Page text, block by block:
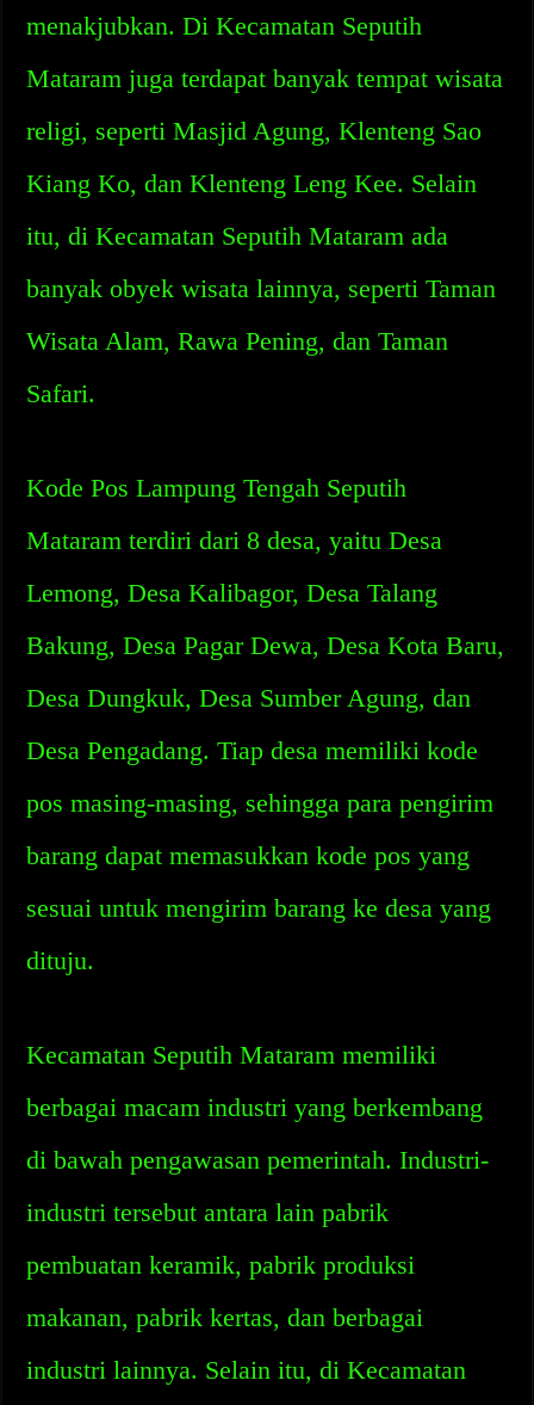
menakjubkan. Di Kecamatan Seputih
Mataram juga terdapat banyak tempat wisata
religi, seperti Masjid Agung, Klenteng Sao
Kiang Ko, dan Klenteng Leng Kee. Selain
itu, di Kecamatan Seputih Mataram ada
banyak obyek wisata lainnya, seperti Taman
Wisata Alam, Rawa Pening, dan Taman
Safari.
Kode Pos Lampung Tengah Seputih
Mataram terdiri dari 8 desa, yaitu Desa
Lemong, Desa Kalibagor, Desa Talang
Bakung, Desa Pagar Dewa, Desa Kota Baru,
Desa Dungkuk, Desa Sumber Agung, dan
Desa Pengadang. Tiap desa memiliki kode
pos masing-masing, sehingga para pengirim
barang dapat memasukkan kode pos yang
sesuai untuk mengirim barang ke desa yang
dituju.
Kecamatan Seputih Mataram memiliki
berbagai macam industri yang berkembang
di bawah pengawasan pemerintah. Industri-
industri tersebut antara lain pabrik
pembuatan keramik, pabrik produksi
makanan, pabrik kertas, dan berbagai
industri lainnya. Selain itu, di Kecamatan